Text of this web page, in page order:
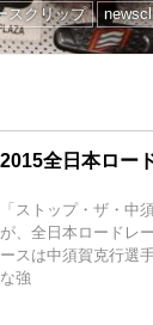
スクリップ
2015全日本ロー
「ストップ・ザ・中
が、全日本ロードレ
ースは中須賀克行選
な強